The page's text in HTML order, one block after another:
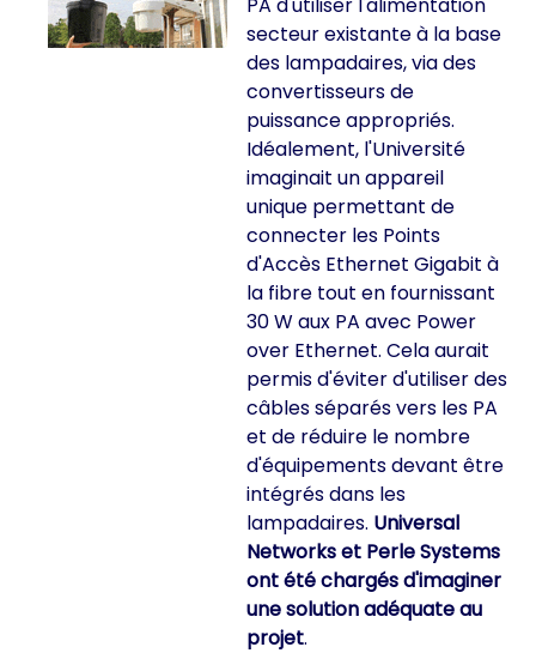
secteur existante à la base
des lampadaires, via des
convertisseurs de
puissance appropriés.
Idéalement, l'Université
imaginait un appareil
unique permettant de
connecter les Points
d'Accès Ethernet Gigabit à
la fibre tout en fournissant
30 W aux PA avec Power
over Ethernet. Cela aurait
permis d'éviter d'utiliser des
câbles séparés vers les PA
et de réduire le nombre
d'équipements devant être
intégrés dans les
lampadaires. Universal
Networks et Perle Systems
ont été chargés d'imaginer
une solution adéquate au
projet.